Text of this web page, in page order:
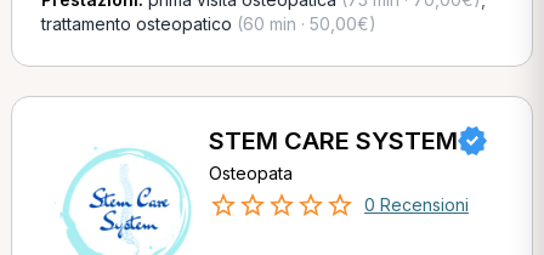
trattamento osteopatico (60 min · 50,00€)
STEM CARE SYSTEM
Osteopata
0 Recensioni